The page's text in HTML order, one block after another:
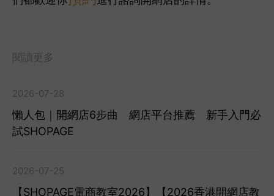
閱讀更多
2026-07-28
懶人包｜開網店6步曲 網店平台推薦 新手入門必
試SHOPAGE
2026-07-25
【SHOPAGE電商教室2026】【2026香港開網店教